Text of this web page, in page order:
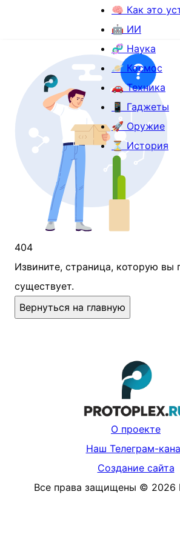
🧠 Как это
🤖 ИИ
🧬 Наука
🪐 Космос
🚗 Техника
📱 Гаджеты
🚀 Оружие
⏳ История
404
Извините, страница, которую вы
существует.
Вернуться на главную
О проекте
Наш Телеграм-
Создание сайта
Все права защищены © 2026